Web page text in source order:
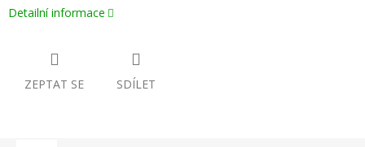
Detailní informace
ZEPTAT SE SDÍLET